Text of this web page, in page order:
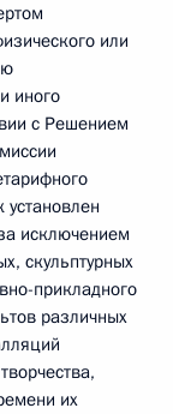
или
иного
с Решением
исключением
скульптурных
прикладного
различных
их